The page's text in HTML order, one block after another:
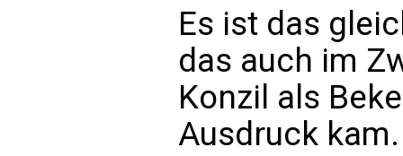
Es ist das
das auch im
Konzil als
Ausdruck